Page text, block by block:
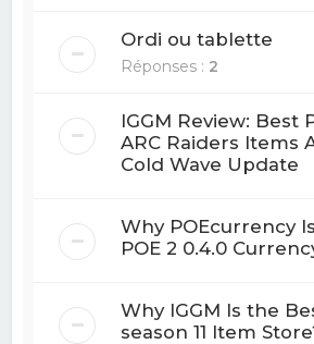
Ordi ou tablette
Réponses : 2
IGGM Review: Best
ARC Raiders Items
Cold Wave Update
Why POEcurrency
POE 2 0.4.0
Why IGGM Is the
season 11 Item